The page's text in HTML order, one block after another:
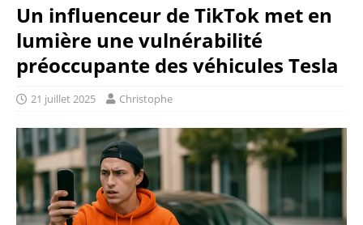
Un influenceur de TikTok met en
lumière une vulnérabilité
préoccupante des véhicules Tesla
21 juillet 2025 Christophe